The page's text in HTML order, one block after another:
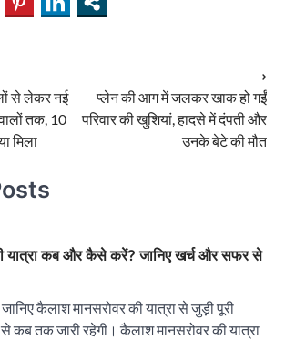
से लेकर नई
तक, 10
मिला
प्लेन की आग में जलकर खाक हो गईं
परिवार की खुशियां, हादसे में दंपती और
उनके बेटे की मौत
⟶
यात्रा कब और कैसे करें? जानिए खर्च और सफर से
कैलाश मानसरोवर की यात्रा से जुड़ी पूरी
कब तक जारी रहेगी। कैलाश मानसरोवर की यात्रा